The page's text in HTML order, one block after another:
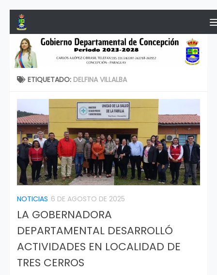
Saltar al contenido
ETIQUETADO: DELFINA VILLALBA
NOTICIAS 6 DE AGOSTO DE 2025
LA GOBERNADORA
DEPARTAMENTAL DESARROLLÓ
ACTIVIDADES EN LOCALIDAD DE
TRES CERROS